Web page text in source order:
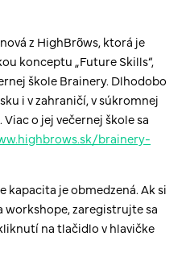
z HighBrõws, ktorá je
konceptu „Future Skills“,
škole Brainery. Dlhodobo
i v zahraničí, v súkromnej
o jej večernej škole sa
brainery-
kapacita je obmedzená. Ak si
zaregistrujte sa
na tlačidlo v hlavičke